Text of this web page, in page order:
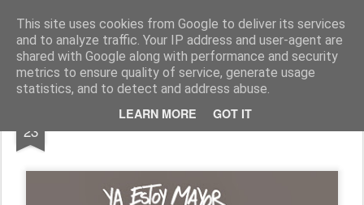
This site uses cookies from Google to deliver its services
and to analyze traffic. Your IP address and user-agent are
shared with Google along with performance and security
metrics to ensure quality of service, generate usage
statistics, and to detect and address abuse.
LEARN MORE GOT IT
Fito Vázquez Viñetas, viñetas y más viñetas.
Home Viñetas Quién soy
23 "DE VUELTA DE ESTRASBURGO"